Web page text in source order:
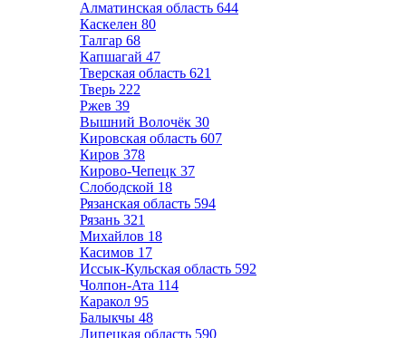
Алматинская область 644
Каскелен 80
Талгар 68
Капшагай 47
Тверская область 621
Тверь 222
Ржев 39
Вышний Волочёк 30
Кировская область 607
Киров 378
Кирово-Чепецк 37
Слободской 18
Рязанская область 594
Рязань 321
Михайлов 18
Касимов 17
Иссык-Кульская область 592
Чолпон-Ата 114
Каракол 95
Балыкчы 48
Липецкая область 590